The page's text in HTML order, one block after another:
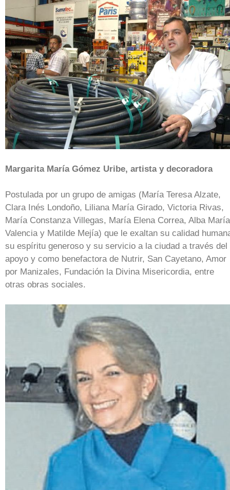
Margarita María Gómez Uribe, artista y decoradora
Postulada por un grupo de amigas (María Teresa Alzate,
Clara Inés Londoño, Liliana María Girado, Victoria Rivas,
María Constanza Villegas, María Elena Correa, Alba María
Valencia y Matilde Mejía) que le exaltan su calidad
su espíritu generoso y su servicio a la ciudad a través del
apoyo y como benefactora de Nutrir, San Cayetano, Amor
por Manizales, Fundación la Divina Misericordia, entre
otras obras sociales.